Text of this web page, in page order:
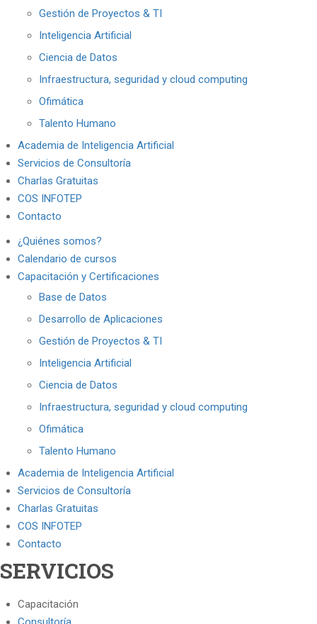
Gestión de Proyectos & TI
Inteligencia Artificial
Ciencia de Datos
Infraestructura, seguridad y cloud computing
Ofimática
Talento Humano
Academia de Inteligencia Artificial
Servicios de Consultoría
Charlas Gratuitas
COS INFOTEP
Contacto
¿Quiénes somos?
Calendario de cursos
Capacitación y Certificaciones
Base de Datos
Desarrollo de Aplicaciones
Gestión de Proyectos & TI
Inteligencia Artificial
Ciencia de Datos
Infraestructura, seguridad y cloud computing
Ofimática
Talento Humano
Academia de Inteligencia Artificial
Servicios de Consultoría
Charlas Gratuitas
COS INFOTEP
Contacto
SERVICIOS
Capacitación